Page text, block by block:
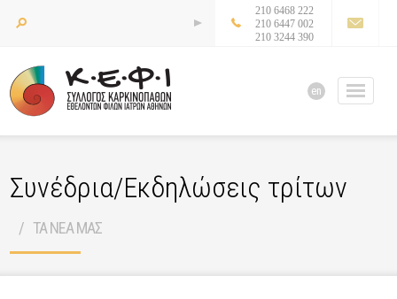
210 6468 222
210 6447 002
210 3244 390
en
Συνέδρια/Εκδηλώσεις τρίτων
ΤΑ ΝΕΑ ΜΑΣ